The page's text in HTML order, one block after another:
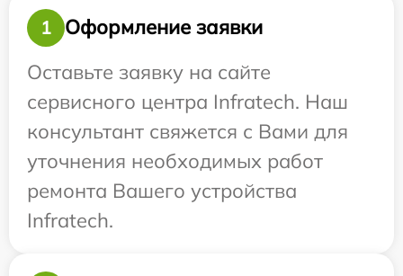
1
Оформление заявки
Оставьте заявку на сайте
сервисного центра Infratech. Наш
консультант свяжется с Вами для
уточнения необходимых работ
ремонта Вашего устройства
Infratech.